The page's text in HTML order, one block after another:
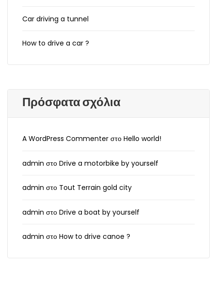
Car driving a tunnel
How to drive a car ?
Πρόσφατα σχόλια
A WordPress Commenter στο Hello world!
admin στο Drive a motorbike by yourself
admin στο Tout Terrain gold city
admin στο Drive a boat by yourself
admin στο How to drive canoe ?